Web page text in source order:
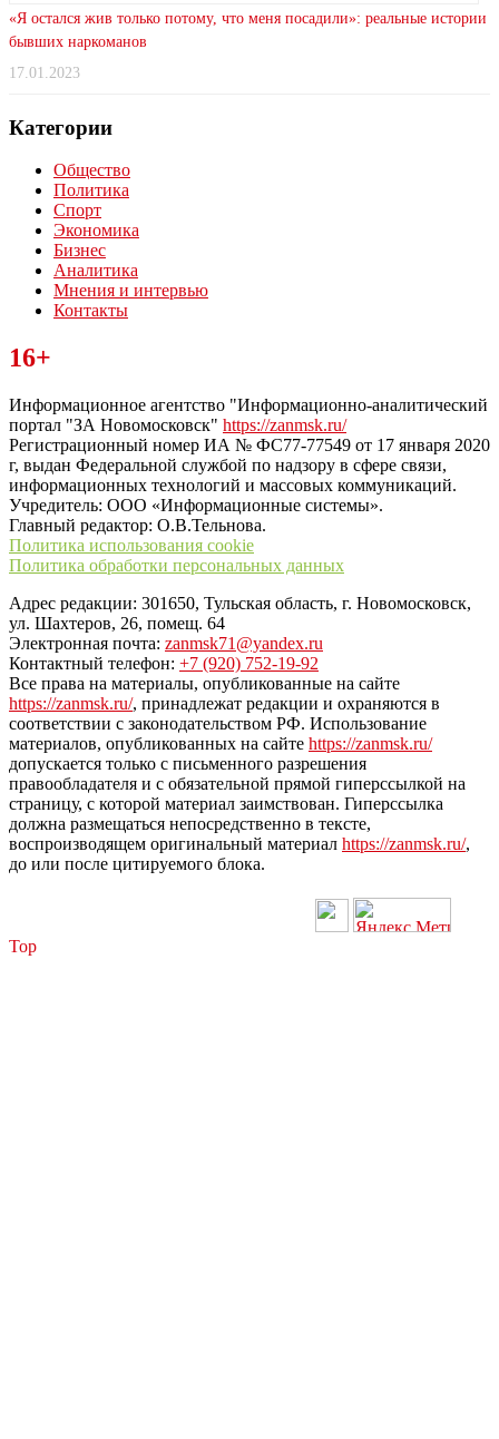
«Я остался жив только потому, что меня посадили»: реальные истории
бывших наркоманов
17.01.2023
Категории
Общество
Политика
Спорт
Экономика
Бизнес
Аналитика
Мнения и интервью
Контакты
Читайте последние новости дня в Тульской области на сайте
“ЗаНовомосковск”
16+
Информационное агентство "Информационно-аналитический
портал "ЗА Новомосковск" https://zanmsk.ru/
Регистрационный номер ИА № ФС77-77549 от 17 января 2020
г, выдан Федеральной службой по надзору в сфере связи,
информационных технологий и массовых коммуникаций.
Учредитель: ООО «Информационные системы».
Главный редактор: О.В.Тельнова.
Политика использования cookie
Политика обработки персональных данных
Адрес редакции: 301650, Тульская область, г. Новомосковск,
ул. Шахтеров, 26, помещ. 64
Электронная почта: zanmsk71@yandex.ru
Контактный телефон: +7 (920) 752-19-92
Все права на материалы, опубликованные на сайте
https://zanmsk.ru/, принадлежат редакции и охраняются в
соответствии с законодательством РФ. Использование
материалов, опубликованных на сайте https://zanmsk.ru/
допускается только с письменного разрешения
правообладателя и с обязательной прямой гиперссылкой на
страницу, с которой материал заимствован. Гиперссылка
должна размещаться непосредственно в тексте,
воспроизводящем оригинальный материал https://zanmsk.ru/,
до или после цитируемого блока.
Top